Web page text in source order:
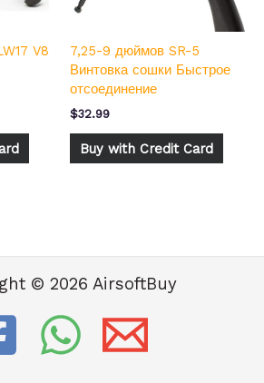
V8
7,25-9 дюймов SR-5
Винтовка сошки Быстрое
отсоединение
$32.99
Buy with Credit Card
© 2026 AirsoftBuy